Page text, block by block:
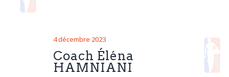
4 décembre 2023
Coach Éléna
HAMNIANI